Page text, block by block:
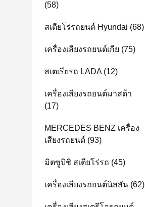
(58)
สเตียโร่รถยนต์ Hyundai (68)
เครื่องเสียงรถยนต์เกีย (75)
สเตเรียรถ LADA(12)
เครื่องเสียงรถยนต์มาสด้า
(17)
MERCEDES BENZ เครื่อง
เสียงรถยนต์ (93)
มิตซูบิชิ สเตียโร่รถ (45)
เครื่องเสียงรถยนต์นิสสัน (62)